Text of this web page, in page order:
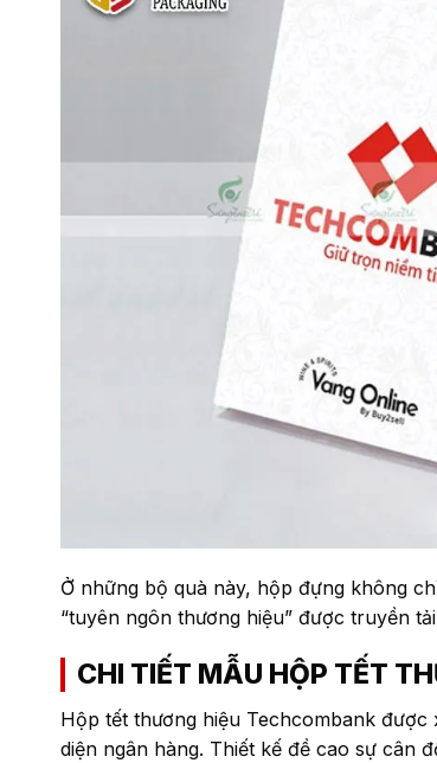
Ở những bộ quà này, hộp đựng không
“tuyên ngôn thương hiệu” được truyền
CHI TIẾT MẪU HỘP TẾT
Hộp tết thương hiệu Techcombank
diện ngân hàng. Thiết kế đề cao sự cân